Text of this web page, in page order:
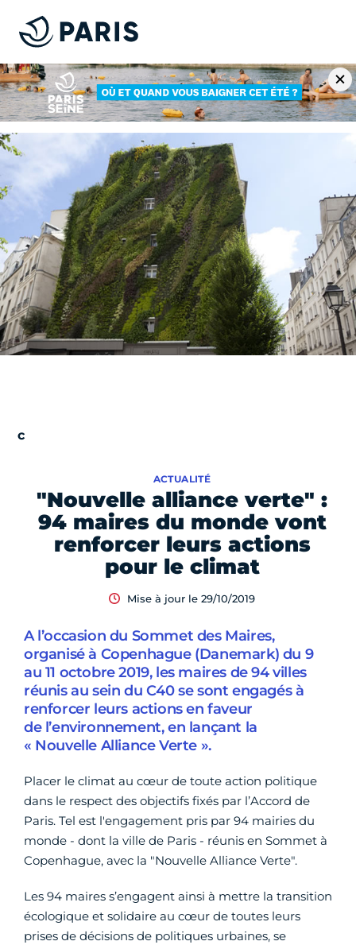
"Nouvelle alliance verte" :
94 maires du monde vont
renforcer leurs actions
pour le climat
ACTUALITÉ
Mise à jour le 29/10/2019
A l’occasion du Sommet des Maires,
organisé à Copenhague (Danemark) du 9
au 11 octobre 2019, les maires de 94 villes
réunis au sein du C40 se sont engagés à
renforcer leurs actions en faveur
de l’environnement, en lançant la
« Nouvelle Alliance Verte ».
Placer le climat au cœur de toute action politique
dans le respect des objectifs fixés par l’Accord de
Paris. Tel est l'engagement pris par 94 mairies du
monde - dont la ville de Paris - réunis en Sommet à
Copenhague, avec la "Nouvelle Alliance Verte".
Les 94 maires s’engagent ainsi à mettre la transition
écologique et solidaire au cœur de toutes leurs
prises de décisions de politiques urbaines, se